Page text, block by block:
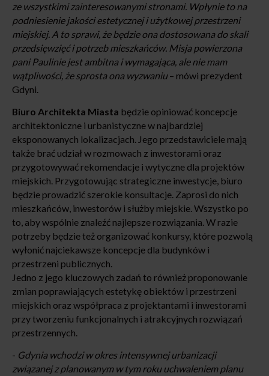
ze wszystkimi zainteresowanymi stronami. Wpłynie to na
podniesienie jakości estetycznej i użytkowej przestrzeni
miejskiej. A to sprawi, że będzie ona dostosowana do skali
przedsięwzięć i potrzeb mieszkańców. Misja powierzona
pani Paulinie jest ambitna i wymagająca, ale nie mam
wątpliwości, że sprosta ona wyzwaniu– mówi prezydent
Gdyni.
Biuro Architekta Miasta będzie opiniować koncepcje
architektoniczne i urbanistyczne w najbardziej
eksponowanych lokalizacjach. Jego przedstawiciele mają
także brać udział w rozmowach z inwestorami oraz
przygotowywać rekomendacje i wytyczne dla projektów
miejskich. Przygotowując strategiczne inwestycje, biuro
będzie prowadzić szerokie konsultacje. Zaprosi do nich
mieszkańców, inwestorów i służby miejskie. Wszystko po
to, aby wspólnie znaleźć najlepsze rozwiązania. W razie
potrzeby będzie też organizować konkursy, które pozwolą
wyłonić najciekawsze koncepcje dla budynków i
przestrzeni publicznych.
Jedno z jego kluczowych zadań to również proponowanie
zmian poprawiających estetykę obiektów i przestrzeni
miejskich oraz współpraca z projektantami i inwestorami
przy tworzeniu funkcjonalnych i atrakcyjnych rozwiązań
przestrzennych.
- Gdynia wchodzi w okres intensywnej urbanizacji
związanej z planowanym w tym roku uchwaleniem planu